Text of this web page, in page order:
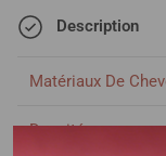
Description
Matériaux De
Densité